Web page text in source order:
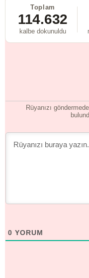
Toplam
114.632
kalbe dokunuldu
Rüyanızı
0 YORUM